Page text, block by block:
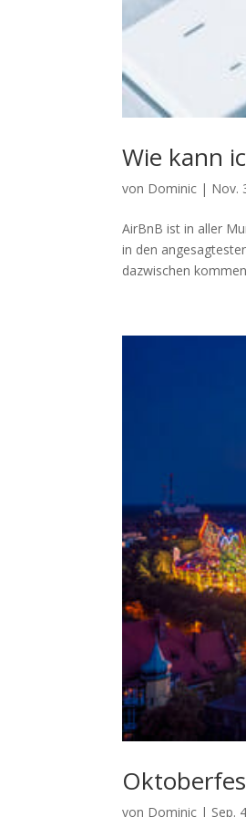
Wie kann
von Dominic | Nov.
AirBnB ist in aller
in den
dazwischen
von Dominic | Sep.